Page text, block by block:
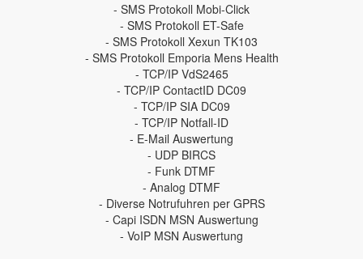
- SMS Protokoll Mobi-Click
- SMS Protokoll ET-Safe
- SMS Protokoll Xexun TK103
- SMS Protokoll Emporia Mens Health
- TCP/IP VdS2465
- TCP/IP ContactID DC09
- TCP/IP SIA DC09
- TCP/IP Notfall-ID
- E-Mail Auswertung
- UDP BIRCS
- Funk DTMF
- Analog DTMF
- Diverse Notrufuhren per GPRS
- Capi ISDN MSN Auswertung
- VoIP MSN Auswertung